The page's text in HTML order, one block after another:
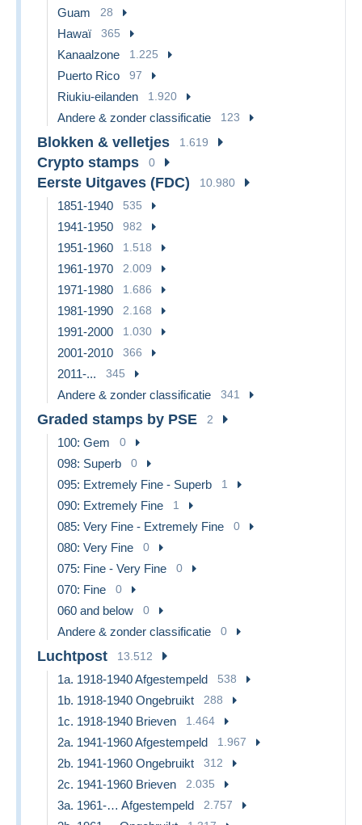
Guam 28
Hawaï 365
Kanaalzone 1.225
Puerto Rico 97
Riukiu-eilanden 1.920
Andere & zonder classificatie 123
Blokken & velletjes 1.619
Crypto stamps 0
Eerste Uitgaves (FDC) 10.980
1851-1940 535
1941-1950 982
1951-1960 1.518
1961-1970 2.009
1971-1980 1.686
1981-1990 2.168
1991-2000 1.030
2001-2010 366
2011-... 345
Andere & zonder classificatie 341
Graded stamps by PSE 2
100: Gem 0
098: Superb 0
095: Extremely Fine - Superb 1
090: Extremely Fine 1
085: Very Fine - Extremely Fine 0
080: Very Fine 0
075: Fine - Very Fine 0
070: Fine 0
060 and below 0
Andere & zonder classificatie 0
Luchtpost 13.512
1a. 1918-1940 Afgestempeld 538
1b. 1918-1940 Ongebruikt 288
1c. 1918-1940 Brieven 1.464
2a. 1941-1960 Afgestempeld 1.967
2b. 1941-1960 Ongebruikt 312
2c. 1941-1960 Brieven 2.035
3a. 1961-… Afgestempeld 2.757